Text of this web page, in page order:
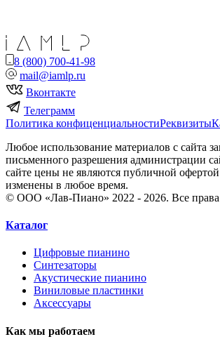
8 (800) 700-41-98
mail@iamlp.ru
Вконтакте
Телеграмм
Политика конфиценциальностиРеквизиты
Любое использование материалов с сайта
письменного разрешения администрации
сайте цены не являются публичной
изменены в любое время.
© ООО «Лав-Пиано» 2022 - 2026. Все
Каталог
Цифровые пианино
Синтезаторы
Акустические пианино
Виниловые пластинки
Аксессуары
Как мы работаем